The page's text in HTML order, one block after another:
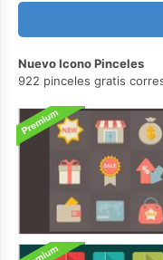
Nuevo Icono Pinceles
922 pinceles gratis